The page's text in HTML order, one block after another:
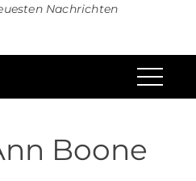
Nachrichten
Boone